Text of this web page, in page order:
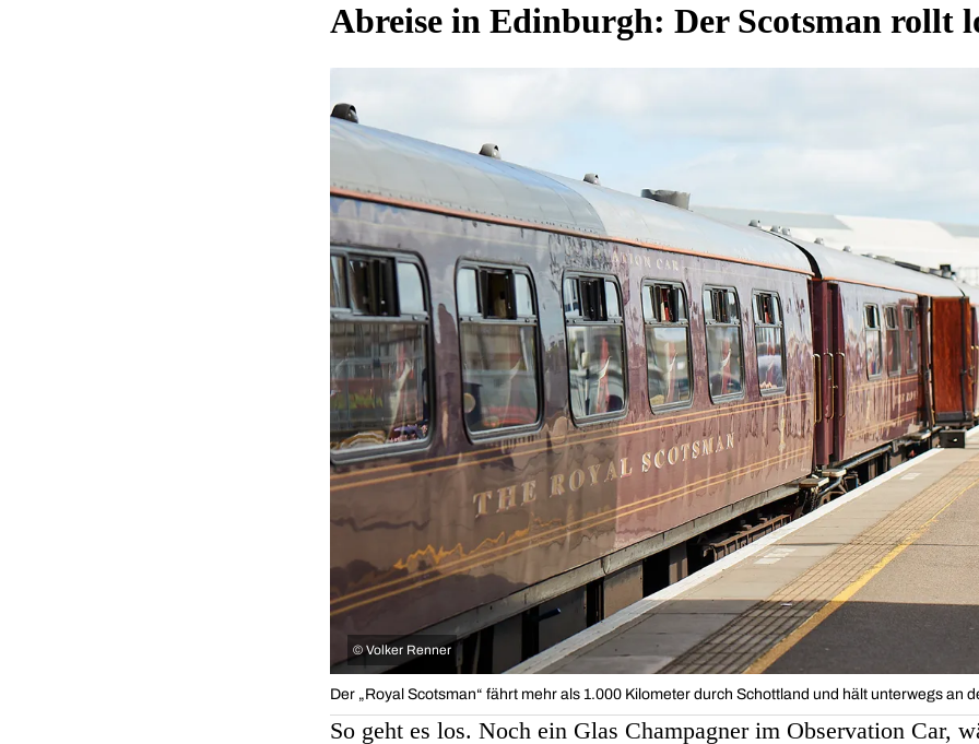
Abreise in Edinburgh: Der Scotsman rollt
© Volker Renner
Der „Royal Scotsman“ fährt mehr als 1.000 Kilometer durch Schottland und hält unterwegs an
So geht es los. Noch ein Glas Champagner im Observation Car,